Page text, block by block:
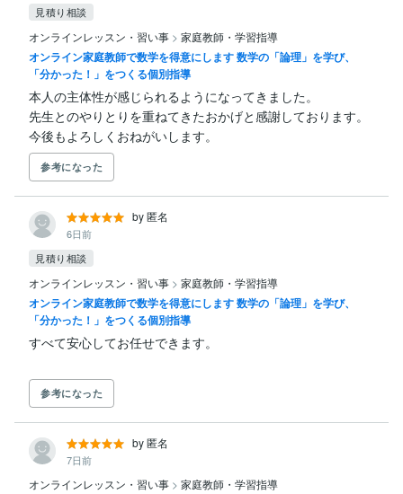
見積り相談
オンラインレッスン・習い事 > 家庭教師・学習指導
オンライン家庭教師で数学を得意にします 数学の「論理」を学び、
「分かった！」をつくる個別指導
本人の主体性が感じられるようになってきました。
先生とのやりとりを重ねてきたおかげと感謝しております。
今後もよろしくおねがいします。
参考になった
by 匿名
6日前
見積り相談
オンラインレッスン・習い事 > 家庭教師・学習指導
オンライン家庭教師で数学を得意にします 数学の「論理」を学び、
「分かった！」をつくる個別指導
参考になった
by 匿名
7日前
オンラインレッスン・習い事 > 家庭教師・学習指導